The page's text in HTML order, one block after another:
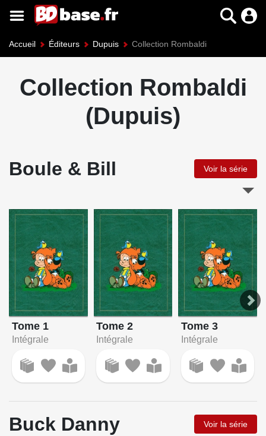
Accueil Éditeurs Dupuis Collection Rombaldi
Collection Rombaldi
(Dupuis)
Boule & Bill Voir la série
Tome 1
Intégrale
Tome 2
Intégrale
Tome 3
Intégrale
Buck Danny Voir la série